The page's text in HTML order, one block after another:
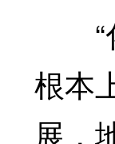
“化
根本
展，